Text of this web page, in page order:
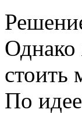
Однако
По